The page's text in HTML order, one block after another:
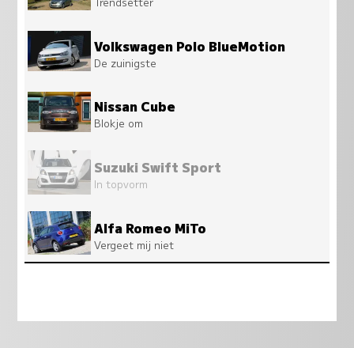
Volkswagen Polo BlueMotion
De zuinigste
Nissan Cube
Blokje om
Suzuki Swift Sport
In topvorm
Alfa Romeo MiTo
Vergeet mij niet